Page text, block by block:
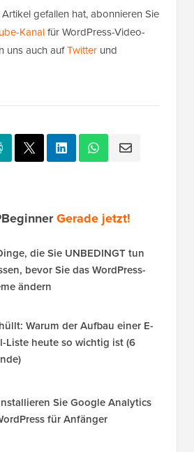
gefallen hat, abonnieren Sie
Kanalfür WordPress-Video-
uns auch aufTwitter und
Gerade jetzt!
die Sie UNBEDINGT tun
bevor Sie das WordPress-
ändern
Warum der Aufbau einer E-
Liste heute so wichtig ist (6
Sie Google Analytics
für Anfänger